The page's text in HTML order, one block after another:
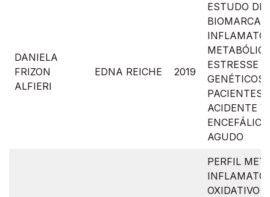
DANIELA
FRIZON
ALFIERI
EDNA REICHE 2019
ESTUDO DE
ESTRESSE
GENÉTICOS
PACIENTES
ACIDENTE
AGUDO
PERFIL
OXIDATIVO